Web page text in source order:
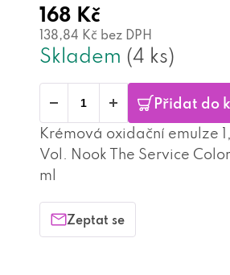
168 Kč
138,84 Kč bez DPH
Skladem (4 ks)
Přidat do
Krémová oxidační emulze
Vol. Nook The Service
ml
Zeptat se